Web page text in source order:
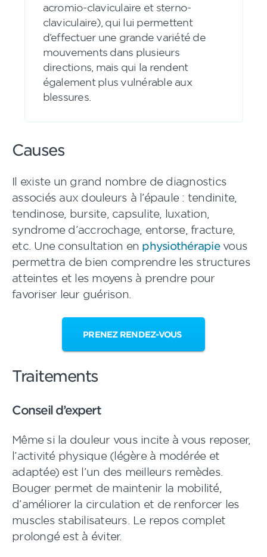
acromio-claviculaire et sterno-
claviculaire), qui lui permettent
d’effectuer une grande variété de
mouvements dans plusieurs
directions, mais qui la rendent
également plus vulnérable aux
blessures.
Causes
Il existe un grand nombre de diagnostics
associés aux douleurs à l’épaule : tendinite,
tendinose, bursite, capsulite, luxation,
syndrome d’accrochage, entorse, fracture,
etc. Une consultation en physiothérapievous
permettra de bien comprendre les structures
atteintes et les moyens à prendre pour
favoriser leur guérison.
PRENEZ RENDEZ-VOUS
Traitements
Conseil d’expert
Même si la douleur vous incite à vous reposer,
l’activité physique (légère à modérée et
adaptée) est l’un des meilleurs remèdes.
Bouger permet de maintenir la mobilité,
d’améliorer la circulation et de renforcer les
muscles stabilisateurs. Le repos complet
prolongé est à éviter.